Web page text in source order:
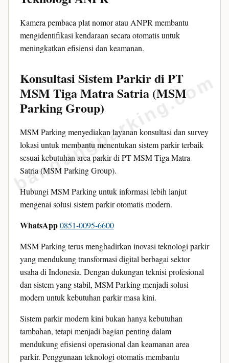
Kamera pembaca plat nomor atau ANPR membantu
mengidentifikasi kendaraan secara otomatis untuk
meningkatkan efisiensi dan keamanan.
Konsultasi Sistem Parkir di PT
MSM Tiga Matra Satria (MSM
Parking Group)
MSM Parking menyediakan layanan konsultasi dan survey
lokasi untuk membantu menentukan sistem parkir terbaik
sesuai kebutuhan area parkir di PT MSM Tiga Matra
Satria (MSM Parking Group).
Hubungi MSM Parking untuk informasi lebih lanjut
mengenai solusi sistem parkir otomatis modern.
WhatsApp 0851-0095-6600
MSM Parking terus menghadirkan inovasi teknologi parkir
yang mendukung transformasi digital berbagai sektor
usaha di Indonesia. Dengan dukungan teknisi profesional
dan sistem yang stabil, MSM Parking menjadi solusi
modern untuk kebutuhan parkir masa kini.
Sistem parkir modern kini bukan hanya kebutuhan
tambahan, tetapi menjadi bagian penting dalam
mendukung efisiensi operasional dan keamanan area
parkir. Penggunaan teknologi otomatis membantu
bandungparking.com